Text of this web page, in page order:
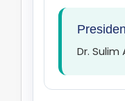
Dr. Sulim